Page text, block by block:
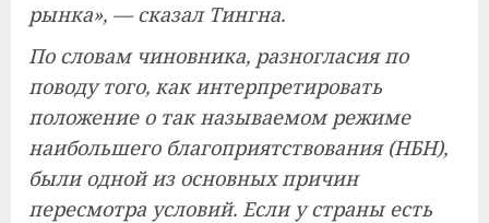
рынка», — сказал Тингна.
По словам чиновника, разногласия по
поводу того, как интерпретировать
положение о так называемом режиме
наибольшего благоприятствования (НБН),
были одной из основных причин
пересмотра условий. Если у страны есть